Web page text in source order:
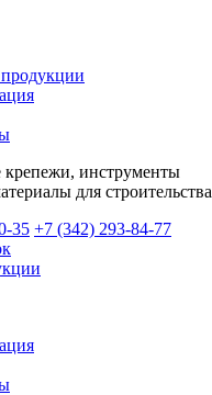
крепежи, инструменты
для строительства
35 +7 (342) 293-84-77